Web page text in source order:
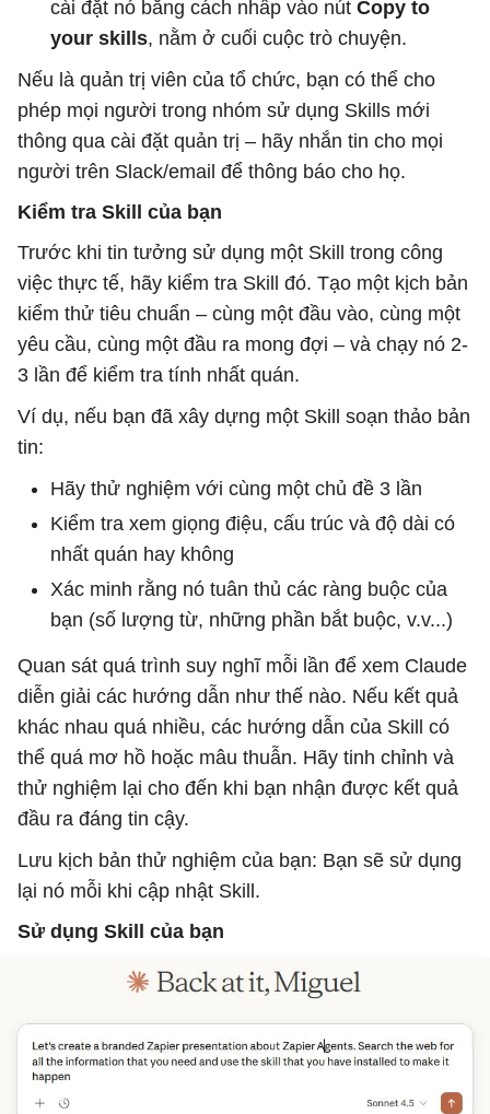
cài đặt nó bằng cách nhấp vào nút Copy to
your skills, nằm ở cuối cuộc trò chuyện.
Nếu là quản trị viên của tổ chức, bạn có thể cho
phép mọi người trong nhóm sử dụng Skills mới
thông qua cài đặt quản trị – hãy nhắn tin cho mọi
người trên Slack/email để thông báo cho họ.
Kiểm tra Skill của bạn
Trước khi tin tưởng sử dụng một Skill trong công
việc thực tế, hãy kiểm tra Skill đó. Tạo một kịch bản
kiểm thử tiêu chuẩn – cùng một đầu vào, cùng một
yêu cầu, cùng một đầu ra mong đợi – và chạy nó 2-
3 lần để kiểm tra tính nhất quán.
Ví dụ, nếu bạn đã xây dựng một Skill soạn thảo bản
tin:
Hãy thử nghiệm với cùng một chủ đề 3 lần
Kiểm tra xem giọng điệu, cấu trúc và độ dài có
nhất quán hay không
Xác minh rằng nó tuân thủ các ràng buộc của
bạn (số lượng từ, những phần bắt buộc, v.v...)
Quan sát quá trình suy nghĩ mỗi lần để xem Claude
diễn giải các hướng dẫn như thế nào. Nếu kết quả
khác nhau quá nhiều, các hướng dẫn của Skill có
thể quá mơ hồ hoặc mâu thuẫn. Hãy tinh chỉnh và
thử nghiệm lại cho đến khi bạn nhận được kết quả
đầu ra đáng tin cậy.
Lưu kịch bản thử nghiệm của bạn: Bạn sẽ sử dụng
lại nó mỗi khi cập nhật Skill.
Sử dụng Skill của bạn